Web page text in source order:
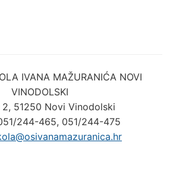
IVANA MAŽURANIĆA NOVI
VINODOLSKI
51250 Novi Vinodolski
244-465, 051/244-475